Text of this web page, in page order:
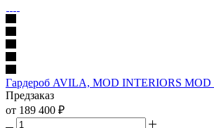
Гардероб AVILA, MOD INTERIORS MOD
Предзаказ
от 189 400 ₽